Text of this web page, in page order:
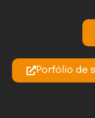
Porfólio de